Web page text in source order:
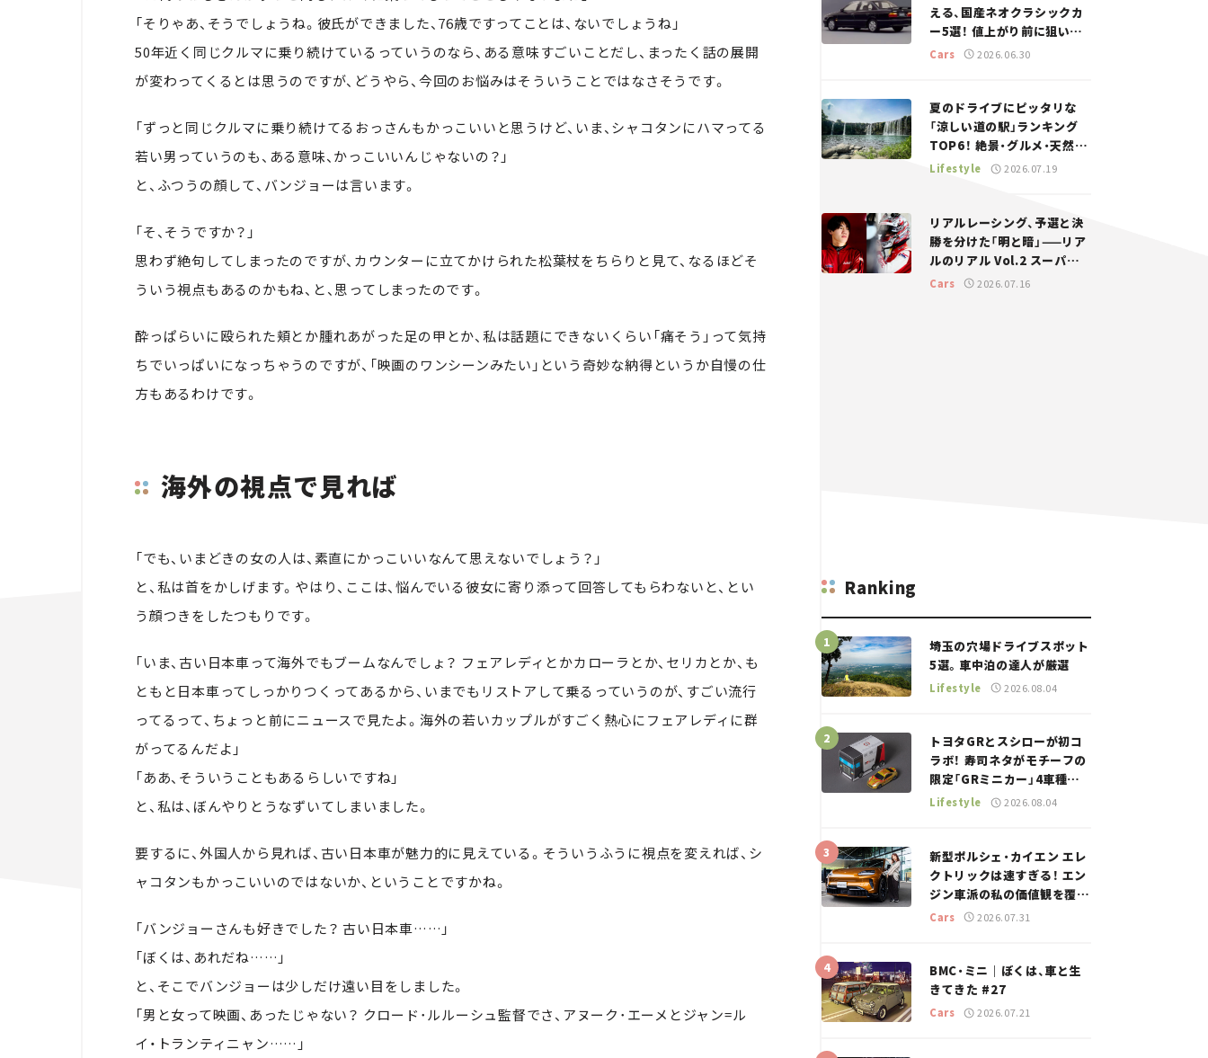
「そりゃあ、そうでしょうね。彼氏ができました、76歳ですってことは、ないでしょうね」
50年近く同じクルマに乗り続けているっていうのなら、ある意味すごいことだし、まったく話の展開
が変わってくるとは思うのですが、どうやら、今回のお悩みはそういうことではなさそうです。
「ずっと同じクルマに乗り続けてるおっさんもかっこいいと思うけど、いま、シャコタンにハマってる
若い男っていうのも、ある意味、かっこいいんじゃないの？」
と、ふつうの顔して、バンジョーは言います。
「そ、そうですか？」
思わず絶句してしまったのですが、カウンターに立てかけられた松葉杖をちらりと見て、なるほどそ
ういう視点もあるのかもね、と、思ってしまったのです。
酔っぱらいに殴られた頬とか腫れあがった足の甲とか、私は話題にできないくらい「痛そう」って気持
ちでいっぱいになっちゃうのですが、「映画のワンシーンみたい」という奇妙な納得というか自慢の仕
方もあるわけです。
海外の視点で見れば
「でも、いまどきの女の人は、素直にかっこいいなんて思えないでしょう？」
と、私は首をかしげます。やはり、ここは、悩んでいる彼女に寄り添って回答してもらわないと、とい
う顔つきをしたつもりです。
「いま、古い日本車って海外でもブームなんでしょ？ フェアレディとかカローラとか、セリカとか、も
ともと日本車ってしっかりつくってあるから、いまでもリストアして乗るっていうのが、すごい流行
ってるって、ちょっと前にニュースで見たよ。海外の若いカップルがすごく熱心にフェアレディに群
がってるんだよ」
「ああ、そういうこともあるらしいですね」
と、私は、ぼんやりとうなずいてしまいました。
要するに、外国人から見れば、古い日本車が魅力的に見えている。そういうふうに視点を変えれば、シ
ャコタンもかっこいいのではないか、ということですかね。
「バンジョーさんも好きでした？ 古い日本車……」
「ぼくは、あれだね……」
と、そこでバンジョーは少しだけ遠い目をしました。
「男と女って映画、あったじゃない？ クロード･ルルーシュ監督でさ、アヌーク･エーメとジャン=ル
イ・トランティニャン……」
える、国産ネオクラシックカ
ー5選！ 値上がり前に狙いた
い、中古車探しをお手伝い――ち
Cars 2026.06.30
夏のドライブにピッタリな
「涼しい道の駅」ランキング
TOP6！ 絶景・グルメ・天然ク
ーラーなど、避暑におすすめ
Lifestyle 2026.07.19
リアルレーシング、予選と決
勝を分けた「明と暗」——リア
ルのリアル Vol.2 スーパー
GT 2026開幕戦 岡山国際サ
Cars 2026.07.16
Ranking
埼玉の穴場ドライブスポット
5選。車中泊の達人が厳選
Lifestyle 2026.08.04
トヨタGRとスシローが初コ
ラボ！ 寿司ネタがモチーフの
限定「GRミニカー」4車種が
登場。入手方法は？【クルマ
Lifestyle 2026.08.04
新型ポルシェ・カイエン エレ
クトリックは速すぎる！ エン
ジン車派の私の価値観を覆し
た、新しいポルシェの走り。
Cars 2026.07.31
BMC・ミニ｜ぼくは、車と生
きてきた #27
Cars 2026.07.21